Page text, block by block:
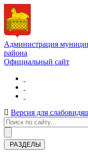
Администрация
района
Официальный сайт
Версия для
РАЗДЕЛЫ